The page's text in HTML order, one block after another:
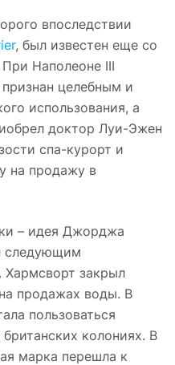
впоследствии
, был известен еще со
Наполеоне III
целебным и
использования, а
доктор Луи-Эжен
спа-курорт и
на продажу в
– идея Джорджа
следующим
Хармсворт закрыл
продажах воды. В
пользоваться
колониях. В
марка перешла к